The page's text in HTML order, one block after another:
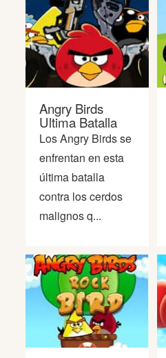
Angry Birds
Ultima Batalla
Los Angry Birds se
enfrentan en esta
última batalla
contra los cerdos
malignos q...